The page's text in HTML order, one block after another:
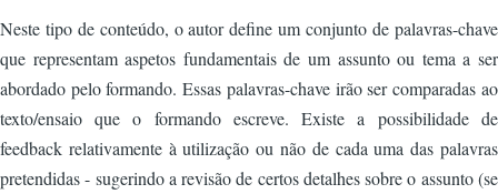
Neste tipo de conteúdo, o autor define um conjunto de palavras-chave
que representam aspetos fundamentais de um assunto ou tema a ser
abordado pelo formando. Essas palavras-chave irão ser comparadas ao
texto/ensaio que o formando escreve. Existe a possibilidade de
feedback relativamente à utilização ou não de cada uma das palavras
pretendidas - sugerindo a revisão de certos detalhes sobre o assunto (se